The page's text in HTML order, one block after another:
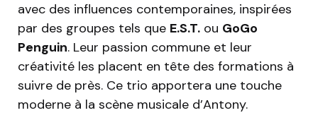
avec des influences contemporaines, inspirées
par des groupes tels que E.S.T. ou GoGo
Penguin. Leur passion commune et leur
créativité les placent en tête des formations à
suivre de près. Ce trio apportera une touche
moderne à la scène musicale d’Antony.